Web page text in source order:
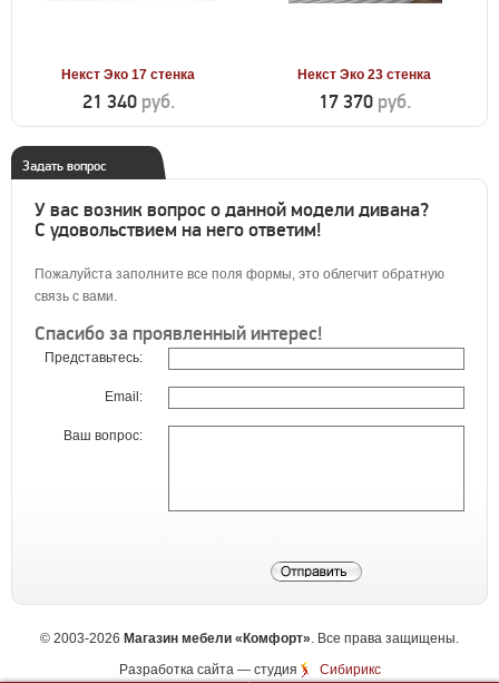
Некст Эко 17 стенка
21 340 руб.
Некст Эко 23 стенка
17 370 руб.
Задать вопрос
У вас возник вопрос о данной модели дивана?
С удовольствием на него ответим!
Пожалуйста заполните все поля формы, это облегчит обратную
связь с вами.
Спасибо за проявленный интерес!
Представьтесь:
Email:
Ваш вопрос:
© 2003-2026 Магазин мебели «Комфорт». Все права защищены.
Разработка сайта— студия Сибирикс